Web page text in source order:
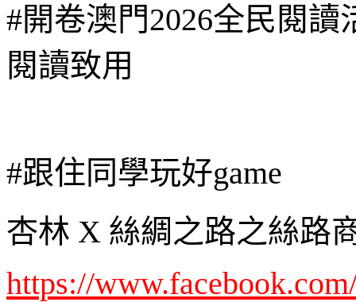
#開卷澳門2026全民閱讀
閱讀致用
#跟住同學玩好game
杏林 X 絲綢之路之絲路
https://